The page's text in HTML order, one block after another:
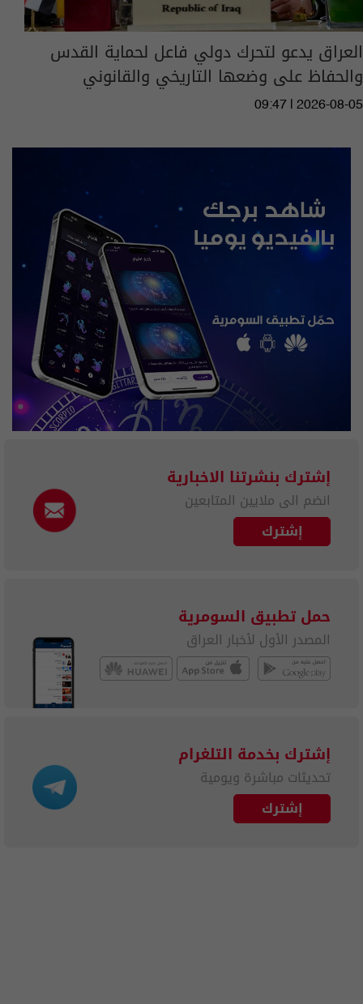
العراق يدعو لتحرك دولي فاعل لحماية القدس
والحفاظ على وضعها التاريخي والقانوني
09:47 | 2026-08-05
إشترك بنشرتنا الاخبارية
انضم الى ملايين المتابعين
إشترك
حمل تطبيق السومرية
المصدر الأول لأخبار العراق
إشترك بخدمة التلغرام
تحديثات مباشرة ويومية
إشترك